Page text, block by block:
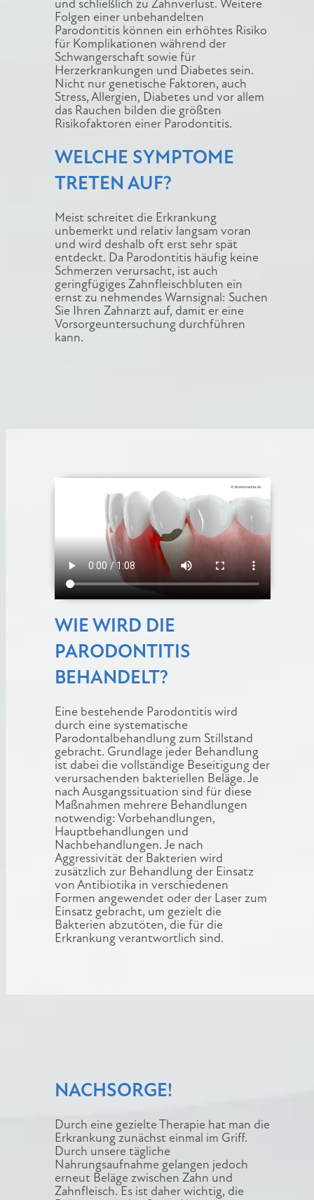
und schließlich zu Zahnverlust. Weitere
Folgen einer unbehandelten
Parodontitis können ein erhöhtes Risiko
für Komplikationen während der
Schwangerschaft sowie für
Herzerkrankungen und Diabetes sein.
Nicht nur genetische Faktoren, auch
Stress, Allergien, Diabetes und vor allem
das Rauchen bilden die größten
Risikofaktoren einer Parodontitis.
WELCHE SYMPTOME
TRETEN AUF?
Meist schreitet die Erkrankung
unbemerkt und relativ langsam voran
und wird deshalb oft erst sehr spät
entdeckt. Da Parodontitis häufig keine
Schmerzen verursacht, ist auch
geringfügiges Zahnfleischbluten ein
ernst zu nehmendes Warnsignal: Suchen
Sie Ihren Zahnarzt auf, damit er eine
Vorsorgeuntersuchung durchführen
kann.
WIE WIRD DIE
PARODONTITIS
BEHANDELT?
Eine bestehende Parodontitis wird
durch eine systematische
Parodontalbehandlung zum Stillstand
gebracht. Grundlage jeder Behandlung
ist dabei die vollständige Beseitigung der
verursachenden bakteriellen Beläge. Je
nach Ausgangssituation sind für diese
Maßnahmen mehrere Behandlungen
notwendig: Vorbehandlungen,
Hauptbehandlungen und
Nachbehandlungen. Je nach
Aggressivität der Bakterien wird
zusätzlich zur Behandlung der Einsatz
von Antibiotika in verschiedenen
Formen angewendet oder der Laser zum
Einsatz gebracht, um gezielt die
Bakterien abzutöten, die für die
Erkrankung verantwortlich sind.
NACHSORGE!
Durch eine gezielte Therapie hat man die
Erkrankung zunächst einmal im Griff.
Durch unsere tägliche
Nahrungsaufnahme gelangen jedoch
erneut Beläge zwischen Zahn und
Zahnfleisch. Es ist daher wichtig, die